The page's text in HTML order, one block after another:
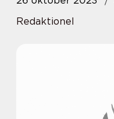
Redaktionel